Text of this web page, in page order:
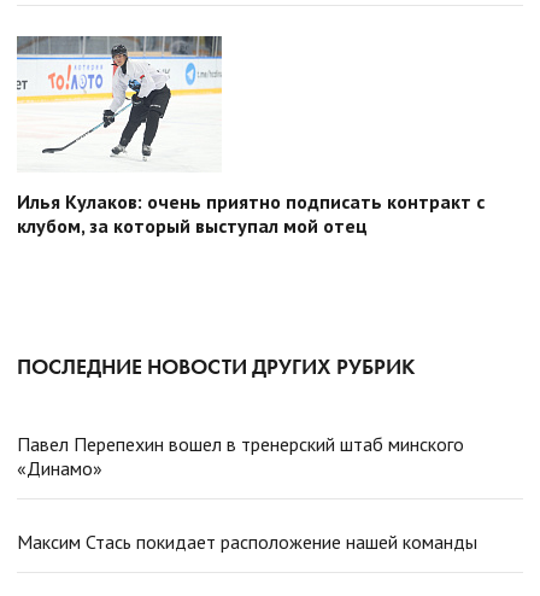
Илья Кулаков: очень приятно подписать контракт с
клубом, за который выступал мой отец
ПОСЛЕДНИЕ НОВОСТИ ДРУГИХ РУБРИК
Павел Перепехин вошел в тренерский штаб минского
«Динамо»
Максим Стась покидает расположение нашей команды